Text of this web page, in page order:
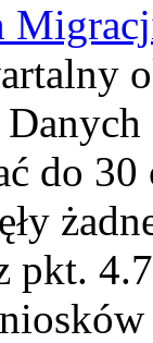
do
pkt.